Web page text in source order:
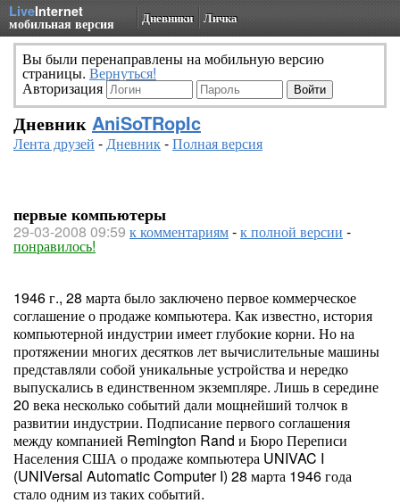
LiveInternet
мобильная версия Дневники Личка
Вы были перенаправлены на мобильную версию
страницы. Вернуться!
Авторизация
Дневник AniSoTRopIc
Лента друзей -Дневник-Полная версия
первые компьютеры
29-03-2008 09:59 к комментариям-к полной версии -
понравилось!
1946 г., 28 марта было заключено первое коммерческое
соглашение о продаже компьютера. Как известно, история
компьютерной индустрии имеет глубокие корни. Но на
протяжении многих десятков лет вычислительные машины
представляли собой уникальные устройства и нередко
выпускались в единственном экземпляре. Лишь в середине
20 века несколько событий дали мощнейший толчок в
развитии индустрии. Подписание первого соглашения
между компанией Remington Rand и Бюро Переписи
Населения США о продаже компьютера UNIVAC I
(UNIVersal Automatic Computer I) 28 марта 1946 года
стало одним из таких событий.